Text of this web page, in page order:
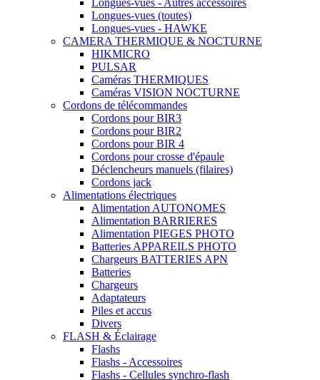
Longues-vues - Autres accessoires
Longues-vues (toutes)
Longues-vues - HAWKE
CAMERA THERMIQUE & NOCTURNE
HIKMICRO
PULSAR
Caméras THERMIQUES
Caméras VISION NOCTURNE
Cordons de télécommandes
Cordons pour BIR3
Cordons pour BIR2
Cordons pour BIR 4
Cordons pour crosse d'épaule
Déclencheurs manuels (filaires)
Cordons jack
Alimentations électriques
Alimentation AUTONOMES
Alimentation BARRIERES
Alimentation PIEGES PHOTO
Batteries APPAREILS PHOTO
Chargeurs BATTERIES APN
Batteries
Chargeurs
Adaptateurs
Piles et accus
Divers
FLASH & Éclairage
Flashs
Flashs - Accessoires
Flashs - Cellules synchro-flash